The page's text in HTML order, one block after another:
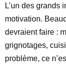
L’un des grands
motivation.
devraient faire :
grignotages,
problème, ce